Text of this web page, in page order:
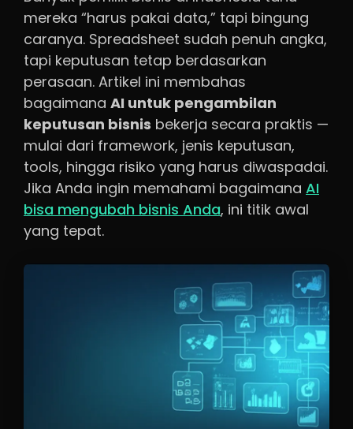
mereka “harus pakai data,” tapi bingung
caranya. Spreadsheet sudah penuh angka,
tapi keputusan tetap berdasarkan
perasaan. Artikel ini membahas
bagaimana AI untuk pengambilan
keputusan bisnis bekerja secara praktis —
mulai dari framework, jenis keputusan,
tools, hingga risiko yang harus diwaspadai.
Jika Anda ingin memahami bagaimana AI
bisa mengubah bisnis Anda, ini titik awal
yang tepat.